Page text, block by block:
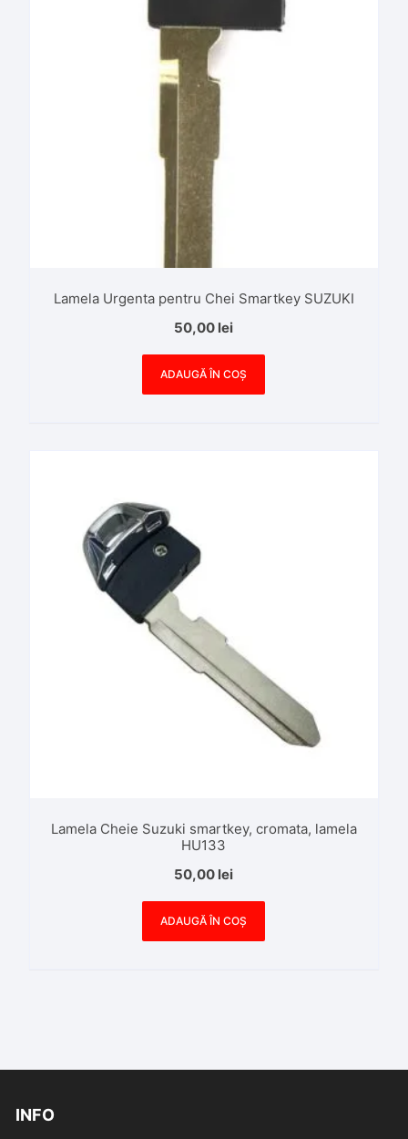
Lamela Urgenta pentru Chei Smartkey SUZUKI
50,00 lei
ADAUGĂ ÎN COȘ
Lamela Cheie Suzuki smartkey, cromata, lamela
HU133
50,00 lei
ADAUGĂ ÎN COȘ
INFO